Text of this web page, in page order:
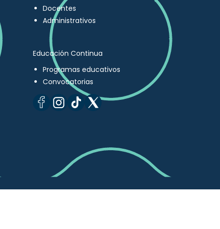
Docentes
Administrativos
Educación Continua
Programas educativos
Convocatorias